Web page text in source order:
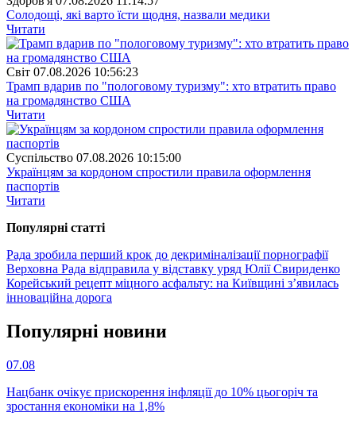
Солодощі, які варто їсти щодня, назвали медики
Читати
Свiт 07.08.2026 10:56:23
Трамп вдарив по "пологовому туризму": хто втратить право
на громадянство США
Читати
Суспiльство 07.08.2026 10:15:00
Українцям за кордоном спростили правила оформлення
паспортів
Читати
Популярнi статтi
Рада зробила перший крок до декриміналізації порнографії
Верховна Рада відправила у відставку уряд Юлії Свириденко
Корейський рецепт міцного асфальту: на Київщині з’явилась
інноваційна дорога
Популярнi новини
07.08
Нацбанк очікує прискорення інфляції до 10% цьогоріч та
зростання економіки на 1,8%